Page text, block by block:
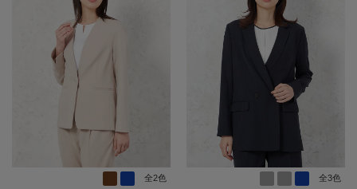
全2色 全3色